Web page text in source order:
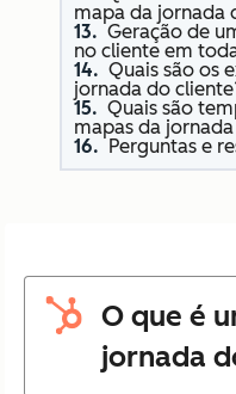
mapa da jornada
Geração de
no cliente em
Quais são os
jornada do
Quais são
mapas da
Perguntas e
O que é
jornada